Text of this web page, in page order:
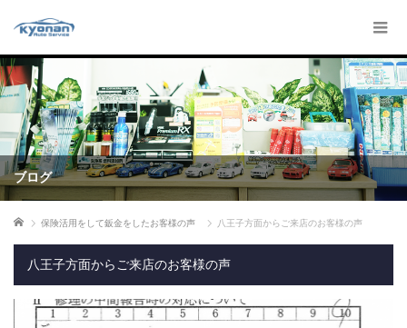
ブログ
ホーム 保険活用をして鈑金をしたお客様の声 八王子方面からご来店のお客様の声
八王子方面からご来店のお客様の声